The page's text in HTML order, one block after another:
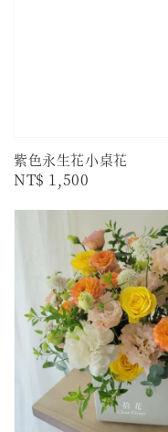
紫色永生花小桌花
Regular
NT$ 1,500